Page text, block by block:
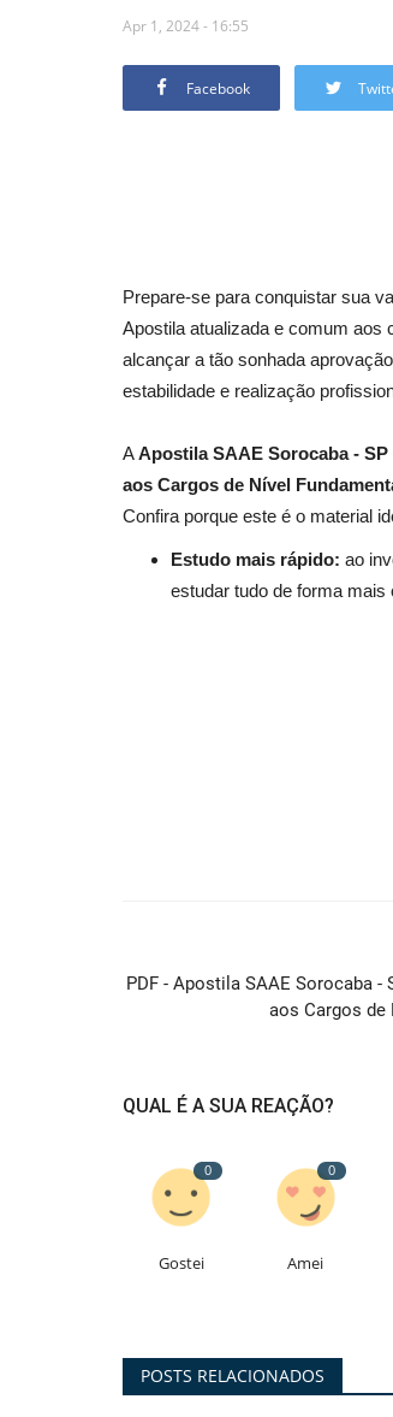
Apr 1, 2024 - 16:55
Facebook
Prepare-se para conquistar sua
Apostila atualizada e comum aos
alcançar a tão sonhada
estabilidade e realização
AApostila SAAE Sorocaba -
aos Cargos de Nível
Confira porque este é o material
Estudo mais rápido: ao
estudar tudo de forma mais
PDF - Apostila SAAE Sorocaba -
aos Cargos de
QUAL É A SUA REAÇÃO?
0
Gostei
0
Amei
POSTS RELACIONADOS